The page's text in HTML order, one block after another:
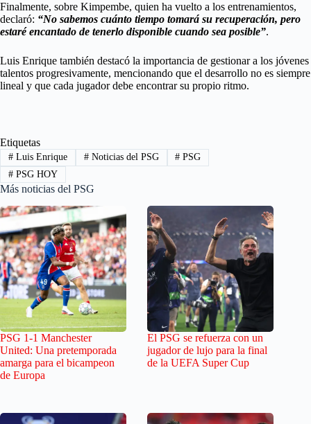
Finalmente, sobre Kimpembe, quien ha vuelto a los entrenamientos,
declaró: “No sabemos cuánto tiempo tomará su recuperación, pero
estaré encantado de tenerlo disponible cuando sea posible”.
Luis Enrique también destacó la importancia de gestionar a los jóvenes
talentos progresivamente, mencionando que el desarrollo no es siempre
lineal y que cada jugador debe encontrar su propio ritmo.
Etiquetas
#Luis Enrique #Noticias del PSG # PSG
#PSG HOY
Más noticias del PSG
PSG 1-1 Manchester
United: Una pretemporada
amarga para el bicampeon
de Europa
El PSG se refuerza con un
jugador de lujo para la final
de la UEFA Super Cup